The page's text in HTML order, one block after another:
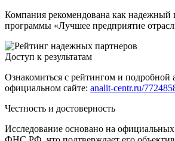
Компания рекомендована как надежный
программы «Лучшее предприятие
Доступ к результатам
Ознакомиться с рейтингом и подробной
официальном сайте: analit-centr.ru/
Честность и достоверность
Исследование основано на